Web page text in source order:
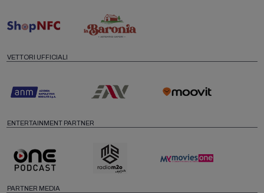
VETTORI UFFICIALI
ENTERTAINMENT PARTNER
PARTNER MEDIA